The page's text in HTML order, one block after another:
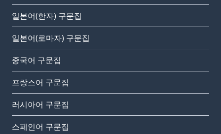
일본어(한자) 구문집
일본어(로마자) 구문집
중국어 구문집
프랑스어 구문집
러시아어 구문집
스페인어 구문집